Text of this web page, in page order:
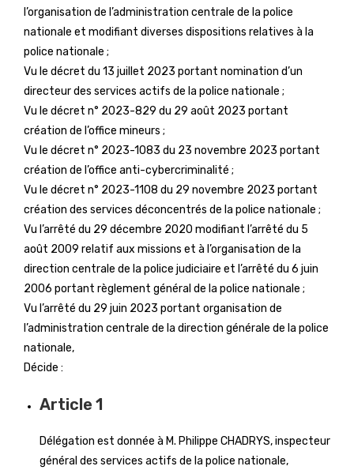
l’organisation de l’administration centrale de la police
nationale et modifiant diverses dispositions relatives à la
police nationale ;
Vu le décret du 13 juillet 2023 portant nomination d’un
directeur des services actifs de la police nationale ;
Vu le décret n° 2023-829 du 29 août 2023 portant
création de l’office mineurs ;
Vu le décret n° 2023-1083 du 23 novembre 2023 portant
création de l’office anti-cybercriminalité ;
Vu le décret n° 2023-1108 du 29 novembre 2023 portant
création des services déconcentrés de la police nationale ;
Vu l’arrêté du 29 décembre 2020 modifiant l’arrêté du 5
août 2009 relatif aux missions et à l’organisation de la
direction centrale de la police judiciaire et l’arrêté du 6 juin
2006 portant règlement général de la police nationale ;
Vu l’arrêté du 29 juin 2023 portant organisation de
l’administration centrale de la direction générale de la police
nationale,
Décide :
Article 1
Délégation est donnée à M. Philippe CHADRYS, inspecteur
général des services actifs de la police nationale,